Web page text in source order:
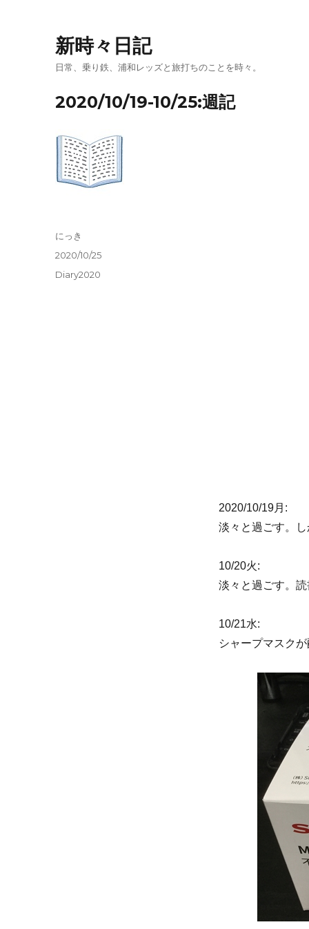
新時々日記
日常、乗り鉄、浦和レッズと旅打ちのことを時々。
2020/10/19-10/25:週記
2020/10/19月:
淡々と過ごす。し
10/20火:
淡々と過ごす。読
10/21水:
シャープマスクが
投
にっき
投
稿
2020/10/25
カ
Diary2020